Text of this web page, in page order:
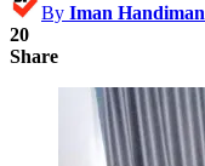
By Iman Handiman
20
Share